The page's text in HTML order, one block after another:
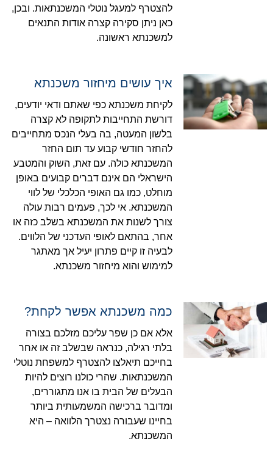
להצטרף למעגל נוטלי המשכנתאות. ובכן,
כאן ניתן סקירה קצרה אודות התנאים
למשכנתא ראשונה.
איך עושים מיחזור משכנתא
לקיחת משכנתא כפי שאתם ודאי יודעים,
דורשת התחייבות לתקופה לא קצרה
בלשון המעטה, בה בעלי הנכס מתחייבים
להחזר חודשי קבוע עד תום החזר
המשכנתא כולה. עם זאת, השוק והמטבע
הישראלי הם אינם דברים קבועים באופן
מוחלט, כמו גם האופי הכלכלי של לווי
המשכנתא. אי לכך, פעמים רבות עולה
צורך לשנות את המשכנתא בשלב כזה או
אחר, בהתאם לאופי העדכני של הלווים.
לבעיה זו קיים פתרון יעיל אך מאתגר
למימוש והוא מיחזור משכנתא.
כמה משכנתא אפשר לקחת?
אלא אם כן שפר עליכם מזלכם בצורה
בלתי רגילה, כנראה שבשלב זה או אחר
בחייכם תיאלצו להצטרף למשפחת נוטלי
המשכנתאות. שהרי כולנו רוצים להיות
הבעלים של הבית בו אנו מתגוררים,
ומדובר ברכישה המשמעותית ביותר
בחיינו שעבורה נצטרך הלוואה – היא
המשכנתא.